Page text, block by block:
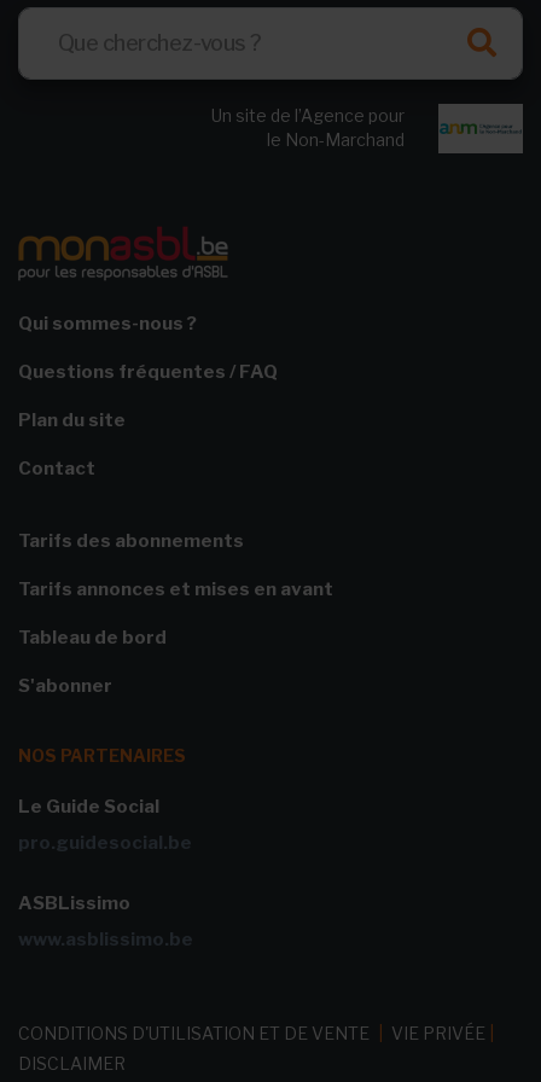
Un site de l’Agence pour
le Non-Marchand
Qui sommes-nous ?
Questions fréquentes / FAQ
Plan du site
Contact
Tarifs des abonnements
Tarifs annonces et mises en avant
Tableau de bord
S'abonner
NOS PARTENAIRES
Le Guide Social
pro.guidesocial.be
ASBLissimo
www.asblissimo.be
CONDITIONS D'UTILISATION ET DE VENTE VIE PRIVÉE
DISCLAIMER